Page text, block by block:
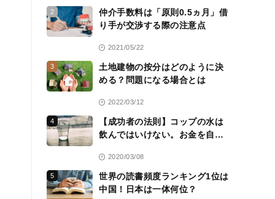
2
仲介手数料は「原則0.5ヵ月」借
り手が交渉する際の注意点
2021/05/22
3
土地建物の按分はどのように決
める？問題になる場合とは
2022/03/12
4
【成功者の法則】コップの水は
飲んではいけない。お金を自分
える2020/03/08
5
世界の読書頻度ランキング1位は
中国！日本は一体何位？